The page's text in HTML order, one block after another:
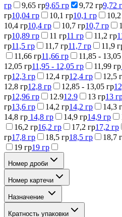
гр
9,65 гр9,65 гр 9,72 гр9,72
гр10,04 гр 10,1 гр10,1 гр
10,4 гр10,4 гр 10,7 гр10,7 гр
гр10,89 гр 11 гр11 гр 11,2 гр
гр11,5 гр 11,7 гр11,7 гр 11,9
11,66 гр11,66 гр 11,85 -
12,05 гр11,95 - 12,05 гр 11,99 гр
гр12,3 гр 12,4 гр12,4 гр 12,5
12,8 гр12,8 гр 12,85 - 13,05 гр
гр12,96 гр 12.912.9 13 гр13
гр13,6 гр 14,2 гр14,2 гр 14,3
14,8 гр 14,8 гр 14,9 гр14,9 гр
16,2 гр16,2 гр 17,2 гр17,2 гр
гр17,8 гр 18,5 гр18,5 гр 18,7
19 гр19 гр
Номер дроби
Номер картечи
Назначение
Кратность упаковки